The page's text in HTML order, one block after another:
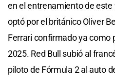
en el entrenamiento de este
optó por el británico Oliver
Ferrari confirmado ya como
2025. Red Bull subió al
piloto de Fórmula 2 al auto